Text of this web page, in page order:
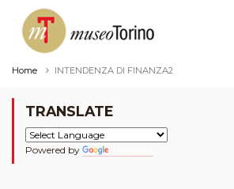
Home INTENDENZA DI FINANZA2
TRANSLATE
Powered by